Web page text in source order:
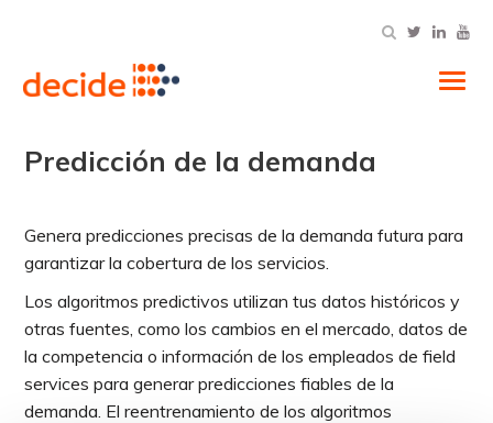
Predicción de la demanda
Genera predicciones precisas de la demanda futura para
garantizar la cobertura de los servicios.
Los algoritmos predictivos utilizan tus datos históricos y
otras fuentes, como los cambios en el mercado, datos de
la competencia o información de los empleados de field
services para generar predicciones fiables de la
demanda. El reentrenamiento de los algoritmos